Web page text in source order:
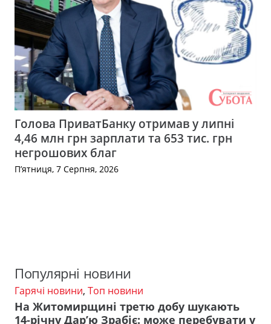
Голова ПриватБанку отримав у липні
4,46 млн грн зарплати та 653 тис. грн
негрошових благ
П’ятниця, 7 Серпня, 2026
Популярні новини
Гарячі новини, Топ новини
На Житомирщині третю добу шукають
14-річну Дар’ю Зрабіє: може перебувати у